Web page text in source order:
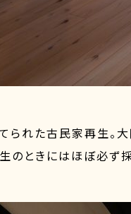
られた古民家再生。
のときにはほぼ必ず